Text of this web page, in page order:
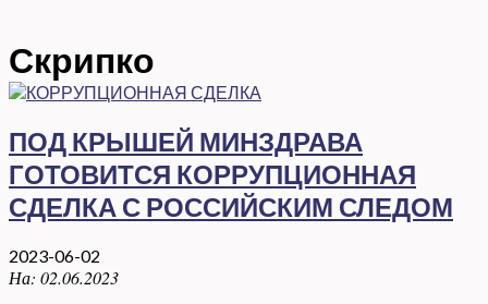
Скрипко
ПОД КРЫШЕЙ МИНЗДРАВА
ГОТОВИТСЯ КОРРУПЦИОННАЯ
СДЕЛКА С РОССИЙСКИМ СЛЕДОМ
2023-06-02
На: 02.06.2023